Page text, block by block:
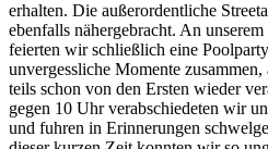
erhalten. Die außerordentliche
ebenfalls nähergebracht. An
feierten wir schließlich eine
unvergessliche Momente
teils schon von den Ersten wieder
gegen 10 Uhr verabschiedeten wir
und fuhren in Erinnerungen